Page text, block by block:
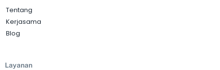
Tentang
Kerjasama
Blog
Layanan